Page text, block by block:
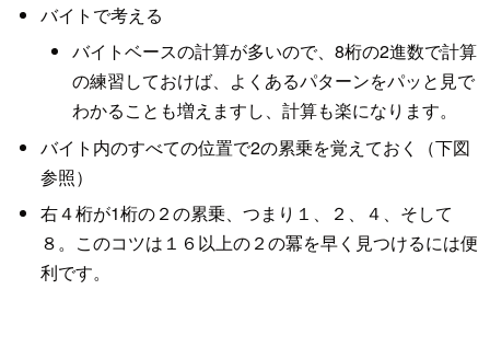
バイトで考える
バイトベースの計算が多いので、8桁の2進数で計算
の練習しておけば、よくあるパターンをパッと見で
わかることも増えますし、計算も楽になります。
バイト内のすべての位置で2の累乗を覚えておく（下図
参照）
右４桁が1桁の２の累乗、つまり１、２、４、そして
８。このコツは１６以上の２の冪を早く見つけるには便
利です。